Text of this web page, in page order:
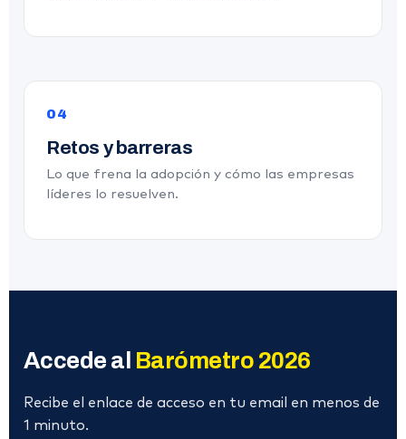
04
Retos y barreras
Lo que frena la adopción y cómo las empresas
líderes lo resuelven.
Accede al Barómetro 2026
Recibe el enlace de acceso en tu email en menos de
1 minuto.